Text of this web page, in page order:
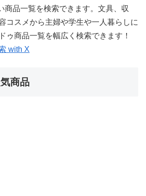
商品一覧を検索できます。文具、収
コスメから主婦や学生や一人暮らしに
ゥ商品一覧を幅広く検索できます！
with X
商品